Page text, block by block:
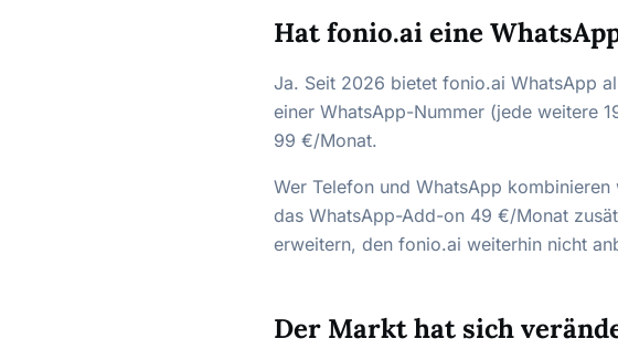
Hat fonio.ai eine
Ja. Seit 2026 bietet fonio.ai WhatsApp
einer WhatsApp-Nummer (jede weitere
99 €/Monat.
Wer Telefon und WhatsApp
das WhatsApp-Add-on 49 €/Monat
erweitern, den fonio.ai weiterhin nicht
Der Markt hat sich